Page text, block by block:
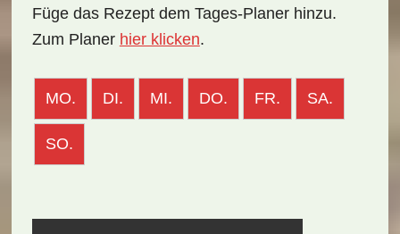
Füge das Rezept dem Tages-Planer hinzu.
Zum Planer hier klicken.
MO. DI. MI. DO. FR. SA.
SO.